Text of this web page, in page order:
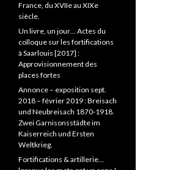
France, du XVIIe au XIXe
siècle.
Un livre, un jour… Actes du
colloque sur les fortifications
à Saarlouis [2017] :
Approvisionnement des
places fortes
Annonce – exposition sept.
2018 – février 2019 : Breisach
und Neubreisach 1870-1918.
Zwei Garnisonsstädte im
Kaiserreich und Ersten
Weltkrieg.
Fortifications & artillerie…